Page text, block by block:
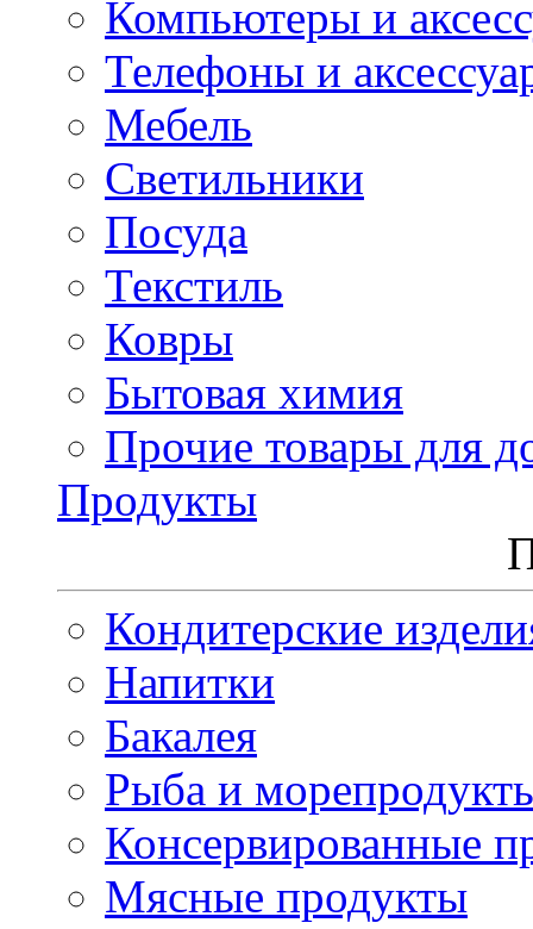
Компьютеры и
Телефоны и
Мебель
Светильники
Посуда
Текстиль
Ковры
Бытовая химия
Прочие товары для
Продукты
Кондитерские
Напитки
Бакалея
Рыба и
Консервированные
Мясные продукты